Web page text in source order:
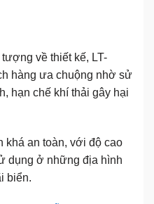
về thiết kế, LT-
hàng ưa chuộng nhờ sử
hạn chế khí thải gây hại
khá an toàn, với độ cao
dụng ở những địa hình
biển.